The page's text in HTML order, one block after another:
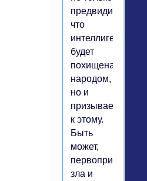
предвидит,
что
интеллигенция
будет
похищена
народом,
но и
призывает
к этому.
Быть
может,
первопричина
зла и